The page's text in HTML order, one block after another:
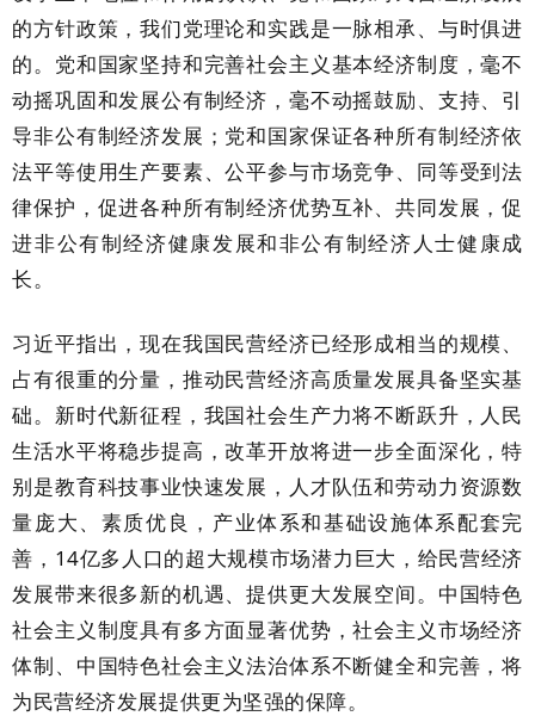
的方针政策，我们党理论和实践是一脉相承、与时俱进
的。党和国家坚持和完善社会主义基本经济制度，毫不
动摇巩固和发展公有制经济，毫不动摇鼓励、支持、引
导非公有制经济发展；党和国家保证各种所有制经济依
法平等使用生产要素、公平参与市场竞争、同等受到法
律保护，促进各种所有制经济优势互补、共同发展，促
进非公有制经济健康发展和非公有制经济人士健康成
长。
习近平指出，现在我国民营经济已经形成相当的规模、
占有很重的分量，推动民营经济高质量发展具备坚实基
础。新时代新征程，我国社会生产力将不断跃升，人民
生活水平将稳步提高，改革开放将进一步全面深化，特
别是教育科技事业快速发展，人才队伍和劳动力资源数
量庞大、素质优良，产业体系和基础设施体系配套完
善，14亿多人口的超大规模市场潜力巨大，给民营经济
发展带来很多新的机遇、提供更大发展空间。中国特色
社会主义制度具有多方面显著优势，社会主义市场经济
体制、中国特色社会主义法治体系不断健全和完善，将
为民营经济发展提供更为坚强的保障。